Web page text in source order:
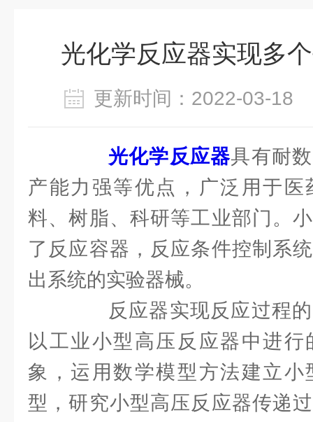
光化学反应器实现多
更新时间：2022-03-
光化学反应器具有耐
产能力强等优点，广泛用于
料、树脂、科研等工业部门。
了反应容器，反应条件控制系
出系统的实验器械。
反应器实现反应过程的
以工业小型高压反应器中进
象，运用数学模型方法建立
型，研究小型高压反应器传递